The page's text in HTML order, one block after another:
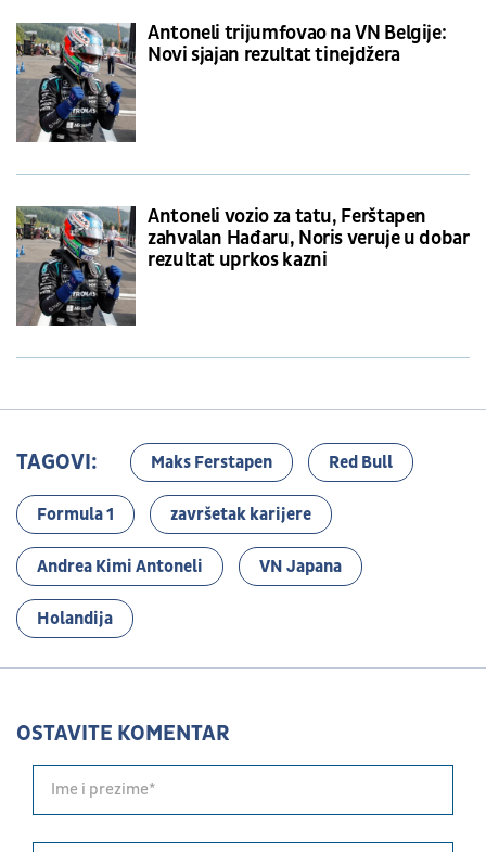
Antoneli trijumfovao na VN Belgije:
Novi sjajan rezultat tinejdžera
Antoneli vozio za tatu, Ferštapen
zahvalan Hađaru, Noris veruje u dobar
rezultat uprkos kazni
TAGOVI: Maks Ferstapen Red Bull
Formula 1 završetak karijere
Andrea Kimi Antoneli VN Japana
Holandija
OSTAVITE KOMENTAR